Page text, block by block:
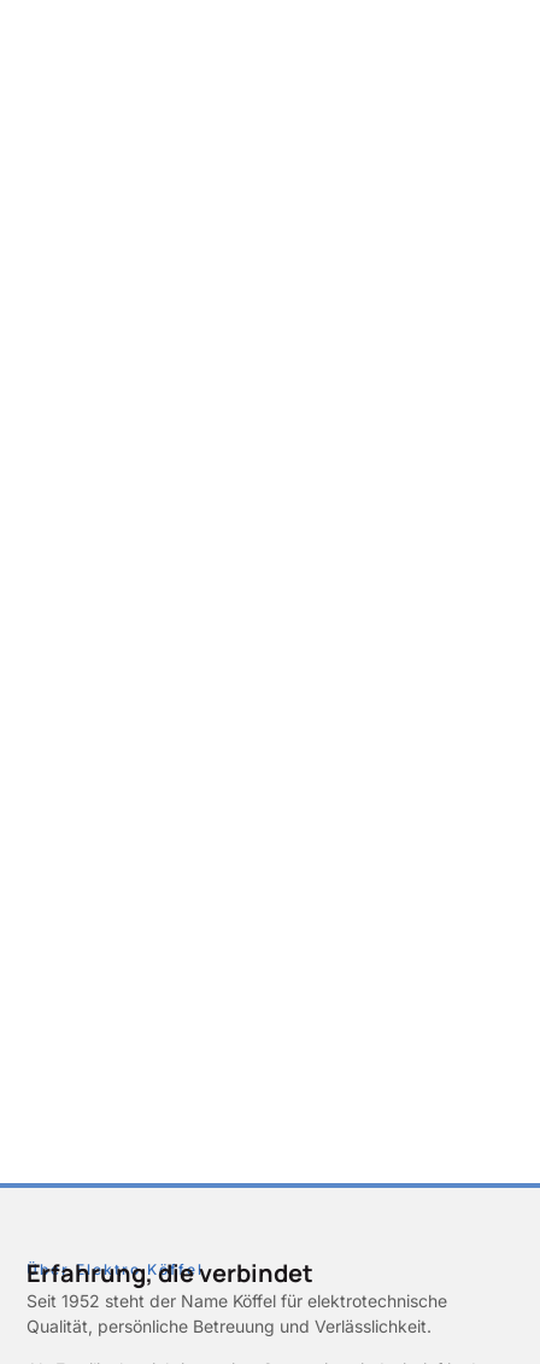
Über Elektro Köffel
Erfahrung, die verbindet
Seit 1952 steht der Name Köffel für elektrotechnische
Qualität, persönliche Betreuung und Verlässlichkeit.